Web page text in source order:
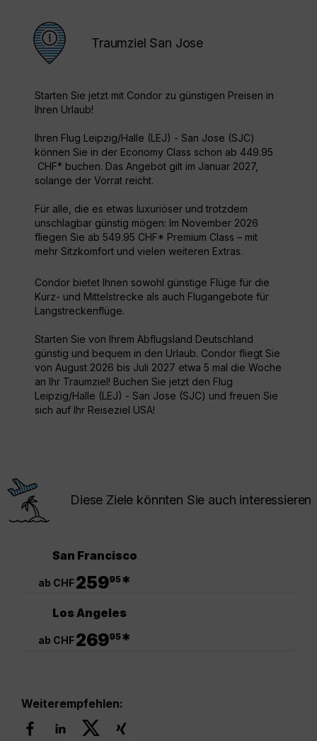
Traumziel San Jose
Starten Sie jetzt mit Condor zu günstigen Preisen in
Ihren Urlaub!
Ihren Flug Leipzig/Halle (LEJ) - San Jose (SJC)
können Sie in der Economy Class schon ab 449.95
CHF* buchen. Das Angebot gilt im Januar 2027,
solange der Vorrat reicht.
Für alle, die es etwas luxuriöser und trotzdem
unschlagbar günstig mögen: Im November 2026
fliegen Sie ab 549.95 CHF* Premium Class – mit
mehr Sitzkomfort und vielen weiteren Extras.
Condor bietet Ihnen sowohl günstige Flüge für die
Kurz- und Mittelstrecke als auch Flugangebote für
Langstreckenflüge.
Starten Sie von Ihrem Abflugsland Deutschland
günstig und bequem in den Urlaub. Condor fliegt Sie
von August 2026 bis Juli 2027 etwa 5 mal die Woche
an Ihr Traumziel! Buchen Sie jetzt den Flug
Leipzig/Halle (LEJ) - San Jose (SJC) und freuen Sie
sich auf Ihr Reiseziel USA!
Diese Ziele könnten Sie auch interessieren
San Francisco
ab CHF25995*
Los Angeles
ab CHF26995*
Weiterempfehlen: